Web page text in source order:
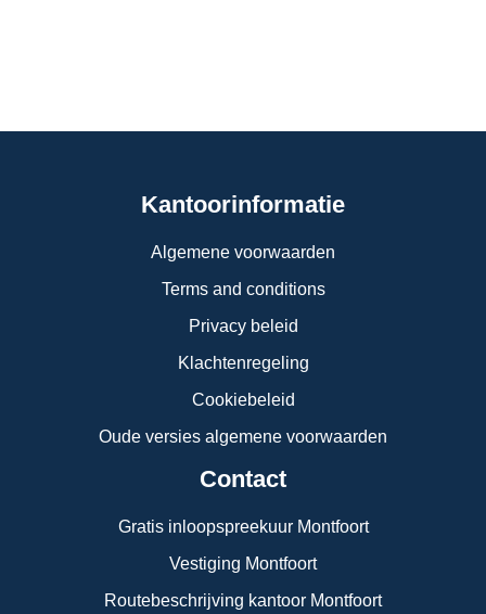
Kantoorinformatie
Algemene voorwaarden
Terms and conditions
Privacy beleid
Klachtenregeling
Cookiebeleid
Oude versies algemene voorwaarden
Contact
Gratis inloopspreekuur Montfoort
Vestiging Montfoort
Routebeschrijving kantoor Montfoort